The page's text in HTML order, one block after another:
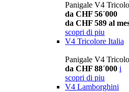
Panigale V4
da CHF 56´000
da CHF 589 al
scopri di piu
V4 Tricolore Italia
Panigale V4
da CHF 88´000 i
scopri di piu
V4 Lamborghini